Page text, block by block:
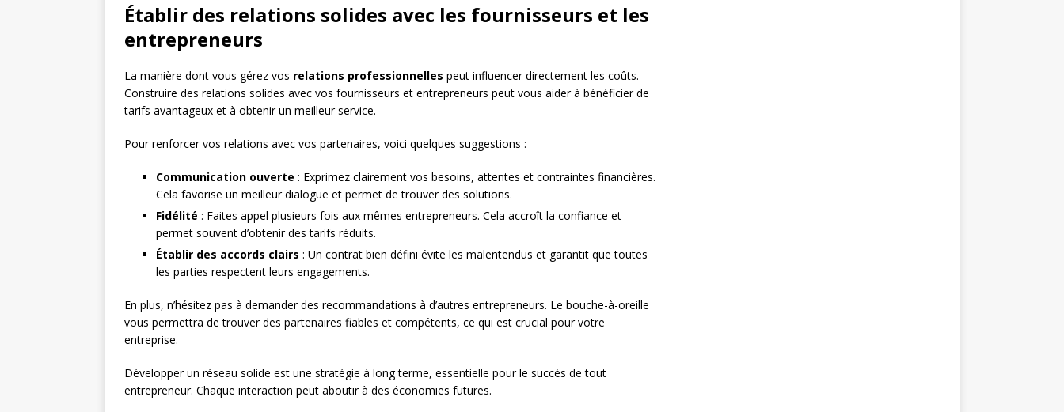
Établir des relations solides avec les fournisseurs et les
entrepreneurs
La manière dont vous gérez vos relations professionnelles peut influencer directement les coûts.
Construire des relations solides avec vos fournisseurs et entrepreneurs peut vous aider à bénéficier de
tarifs avantageux et à obtenir un meilleur service.
Pour renforcer vos relations avec vos partenaires, voici quelques suggestions :
Communication ouverte : Exprimez clairement vos besoins, attentes et contraintes financières.
Cela favorise un meilleur dialogue et permet de trouver des solutions.
Fidélité : Faites appel plusieurs fois aux mêmes entrepreneurs. Cela accroît la confiance et
permet souvent d’obtenir des tarifs réduits.
Établir des accords clairs : Un contrat bien défini évite les malentendus et garantit que toutes
les parties respectent leurs engagements.
En plus, n’hésitez pas à demander des recommandations à d’autres entrepreneurs. Le bouche-à-oreille
vous permettra de trouver des partenaires fiables et compétents, ce qui est crucial pour votre
entreprise.
Développer un réseau solide est une stratégie à long terme, essentielle pour le succès de tout
entrepreneur. Chaque interaction peut aboutir à des économies futures.